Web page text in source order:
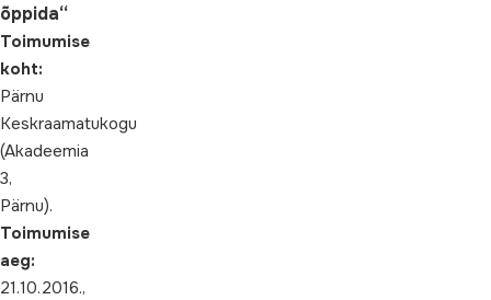
õppida“
Toimumise
koht:
Pärnu
Keskraamatukogu
(Akadeemia
3,
Pärnu).
Toimumise
aeg:
21.10.2016.,